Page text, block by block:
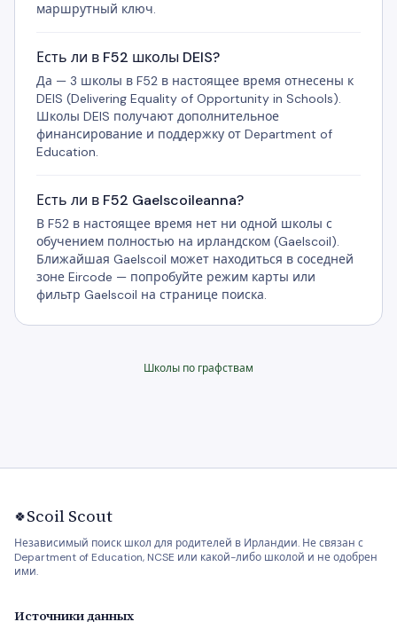
маршрутный ключ.
Есть ли в F52 школы DEIS?
Да — 3 школы в F52 в настоящее время отнесены к
DEIS (Delivering Equality of Opportunity in Schools).
Школы DEIS получают дополнительное
финансирование и поддержку от Department of
Education.
Есть ли в F52 Gaelscoileanna?
В F52 в настоящее время нет ни одной школы с
обучением полностью на ирландском (Gaelscoil).
Ближайшая Gaelscoil может находиться в соседней
зоне Eircode — попробуйте режим карты или
фильтр Gaelscoil на странице поиска.
Школы по графствам
🍀Scoil Scout
Независимый поиск школ для родителей в Ирландии. Не связан с
Department of Education, NCSE или какой-либо школой и не одобрен
ими.
Источники данных